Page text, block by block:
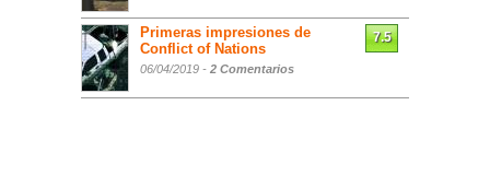
Primeras impresiones de
Conflict of Nations
06/04/2019 - 2 Comentarios
7.5